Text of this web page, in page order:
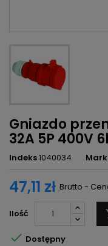
Gniazdo
32A 5P 400V
Indeks1040034
47,11 zł Brutto -
Ilość
 Dostępny